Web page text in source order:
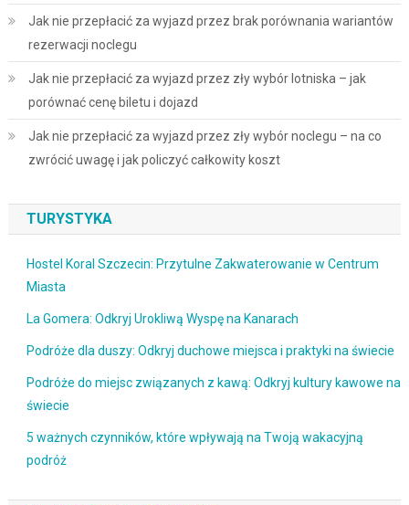
Jak nie przepłacić za wyjazd przez brak porównania wariantów
rezerwacji noclegu
Jak nie przepłacić za wyjazd przez zły wybór lotniska – jak
porównać cenę biletu i dojazd
Jak nie przepłacić za wyjazd przez zły wybór noclegu – na co
zwrócić uwagę i jak policzyć całkowity koszt
TURYSTYKA
Hostel Koral Szczecin: Przytulne Zakwaterowanie w Centrum
Miasta
La Gomera: Odkryj Urokliwą Wyspę na Kanarach
Podróże dla duszy: Odkryj duchowe miejsca i praktyki na świecie
Podróże do miejsc związanych z kawą: Odkryj kultury kawowe na
świecie
5 ważnych czynników, które wpływają na Twoją wakacyjną
podróż